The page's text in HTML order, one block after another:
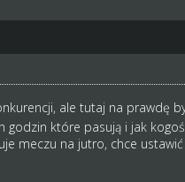
ale tutaj na prawdę
które pasują i jak
meczu na jutro, chce